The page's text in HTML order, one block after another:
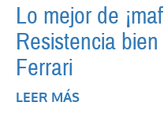
FINANCIERA
Lo mejor de
Resistencia
Ferrari
LEER MÁS